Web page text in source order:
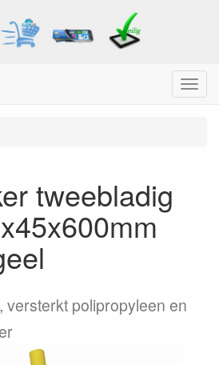
Menu
tweebladig
versterkt polipropyleen en